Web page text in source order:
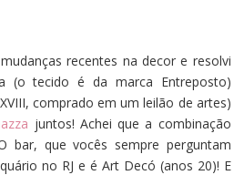
recentes na decor e resolvi
(o tecido é da marca Entreposto)
comprado em um leilão de artes)
juntos! Achei que a combinação
que vocês sempre perguntam
no RJ e é Art Decó (anos 20)! E